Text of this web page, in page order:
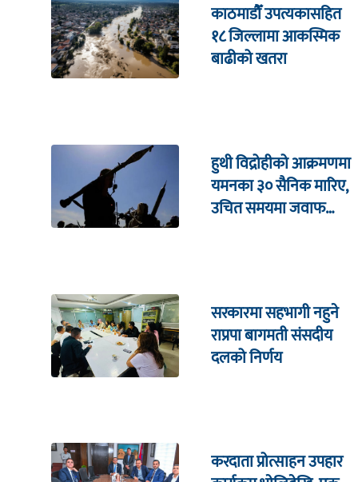
काठमाडौँ उपत्यकासहित
१८ जिल्लामा आकस्मिक
बाढीको खतरा
हुथी विद्रोहीको आक्रमणमा
यमनका ३० सैनिक मारिए,
उचित समयमा जवाफ
सरकारमा सहभागी नहुने
राप्रपा बागमती संसदीय
दलको निर्णय
करदाता प्रोत्साहन उपहार